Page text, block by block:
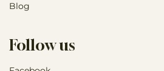
Follow us
Blog